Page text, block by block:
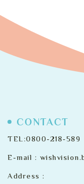
CONTACT
TEL:0800-218-589
E-mail :
Address :